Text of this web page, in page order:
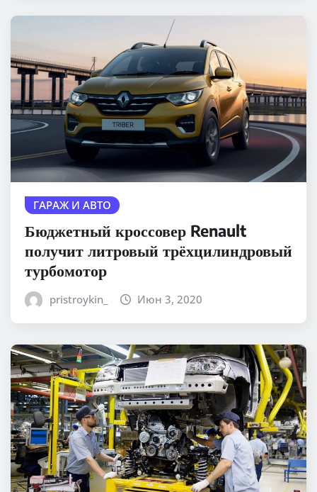
ГАРАЖ И АВТО
Бюджетный кроссовер Renault
получит литровый трёхцилиндровый
турбомотор
pristroykin_ Июн 3, 2020